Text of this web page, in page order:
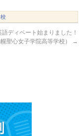
ディベート始まりました！
幌聖心女子学院高等学校）
→